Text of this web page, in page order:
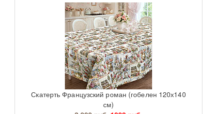
Скатерть Французский роман (гобелен 120х140
см)